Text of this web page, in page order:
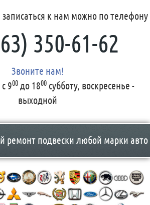
к нам можно по телефону
350-61-62
Звоните нам!
с 900 до 1800 субботу, воскресенье -
выходной
ремонт подвески любой марки авто